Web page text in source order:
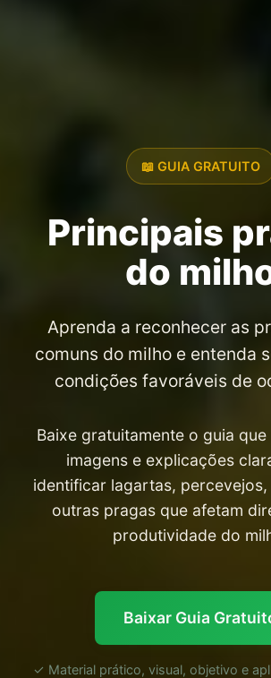
📖 GUIA GRATUITO
Principais
do
Aprenda a reconhecer as
comuns do milho e entenda
condições favoráveis de
Baixe gratuitamente o guia
imagens e explicações
identificar lagartas,
outras pragas que afetam
produtividade do
Baixar Guia
✓ Material prático, visual, objetivo e